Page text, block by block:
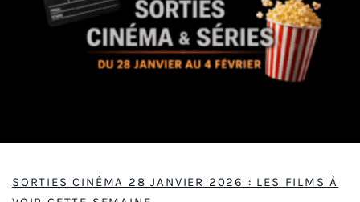
SORTIES CINÉMA 28 JANVIER 2026 : LES FILMS À